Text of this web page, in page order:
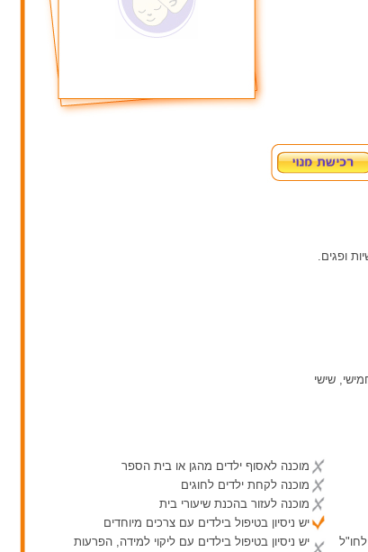
ופגים.
שישי
לחו"ל
מוכנה לאסוף ילדים מהגן או בית הספר
מוכנה לקחת ילדים לחוגים
מוכנה לעזור בהכנת שיעורי בית
יש ניסיון בטיפול בילדים עם צרכים מיוחדים
יש ניסיון בטיפול בילדים עם ליקוי למידה, הפרעות